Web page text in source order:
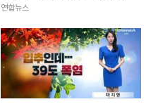
의탄(종합)
연합뉴스